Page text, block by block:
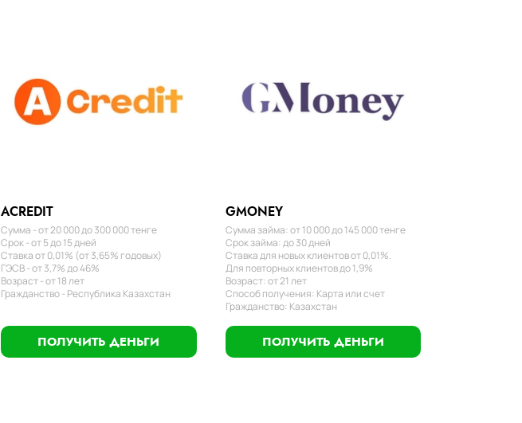
ACREDIT
Сумма - от 20 000 до 300 000 тенге
Срок - от 5 до 15 дней
Ставка от 0,01% (от 3,65% годовых)
ГЭСВ - от 3,7% до 46%
Возраст - от 18 лет
Гражданство - Республика Казахстан
ПОЛУЧИТЬ ДЕНЬГИ
GMONEY
Сумма займа: от 10 000 до 145 000 тенге
Срок займа: до 30 дней
Ставка для новых клиентов от 0,01%.
Для повторных клиентов до 1,9%
Возраст: от 21 лет
Способ получения: Карта или счет
Гражданство: Казахстан
ПОЛУЧИТЬ ДЕНЬГИ